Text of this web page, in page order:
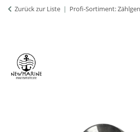
Zurück zur Liste Profi-Sortiment: